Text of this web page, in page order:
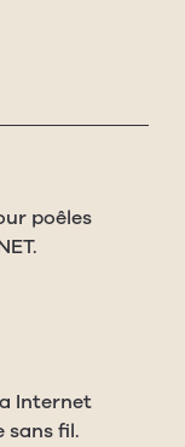
poêles
Internet
sans fil.